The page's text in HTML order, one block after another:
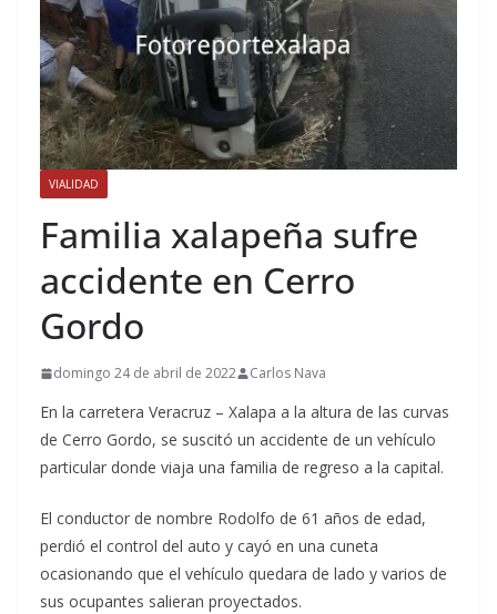
VIALIDAD
Familia xalapeña sufre
accidente en Cerro
Gordo
domingo 24 de abril de 2022 Carlos Nava
En la carretera Veracruz – Xalapa a la altura de las curvas
de Cerro Gordo, se suscitó un accidente de un vehículo
particular donde viaja una familia de regreso a la capital.
El conductor de nombre Rodolfo de 61 años de edad,
perdió el control del auto y cayó en una cuneta
ocasionando que el vehículo quedara de lado y varios de
sus ocupantes salieran proyectados.